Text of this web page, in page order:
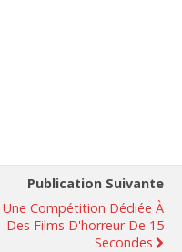
Publication Suivante
Une Compétition Dédiée À
Des Films D'horreur De 15
Secondes